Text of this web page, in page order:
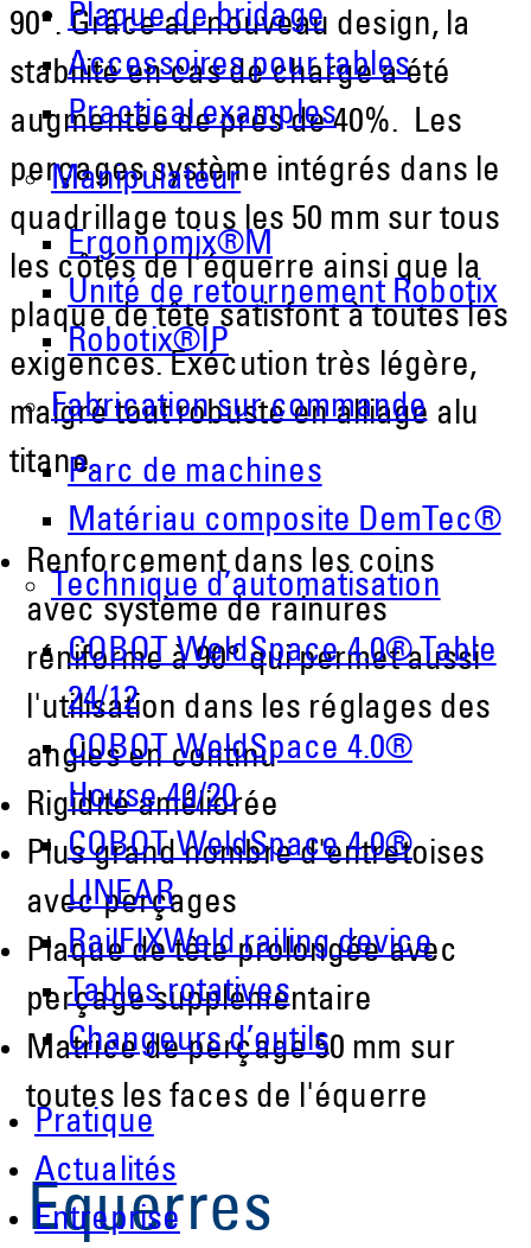
Plaque de bridage
Accessoires pour tables
Practical examples
Manipulateur
Ergonomix®M
Unité de retournement Robotix
Robotix®IP
Fabrication sur commande
Parc de machines
Matériau composite DemTec®
Technique d’automatisation
COBOT WeldSpace 4.0® Table
24/12
COBOT WeldSpace 4.0®
House 40/20
COBOT WeldSpace 4.0®
LINEAR
RailFIXWeld railing device
Tables rotatives
Changeurs d’outils
Pratique
Actualités
Entreprise
90°. Grâce au nouveau design, la
stabilité en cas de charge a été
augmentée de près de 40%. Les
perçages système intégrés dans le
quadrillage tous les 50 mm sur tous
les côtés de l'équerre ainsi que la
plaque de tête satisfont à toutes les
exigences. Exécution très légère,
malgré tout robuste en alliage alu
titane.
Renforcement dans les coins
avec système de rainures
réniforme à 90° qui permet aussi
l'utilisation dans les réglages des
angles en continu
Rigidité améliorée
Plus grand nombre d'entretoises
avec perçages
Plaque de tête prolongée avec
perçage supplémentaire
Matrice de perçage 50 mm sur
toutes les faces de l'équerre
Equerres